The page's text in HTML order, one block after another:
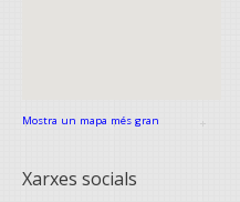
Mostra un mapa més gran
Xarxes socials